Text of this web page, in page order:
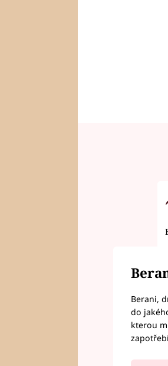
Berani,
do
kterou